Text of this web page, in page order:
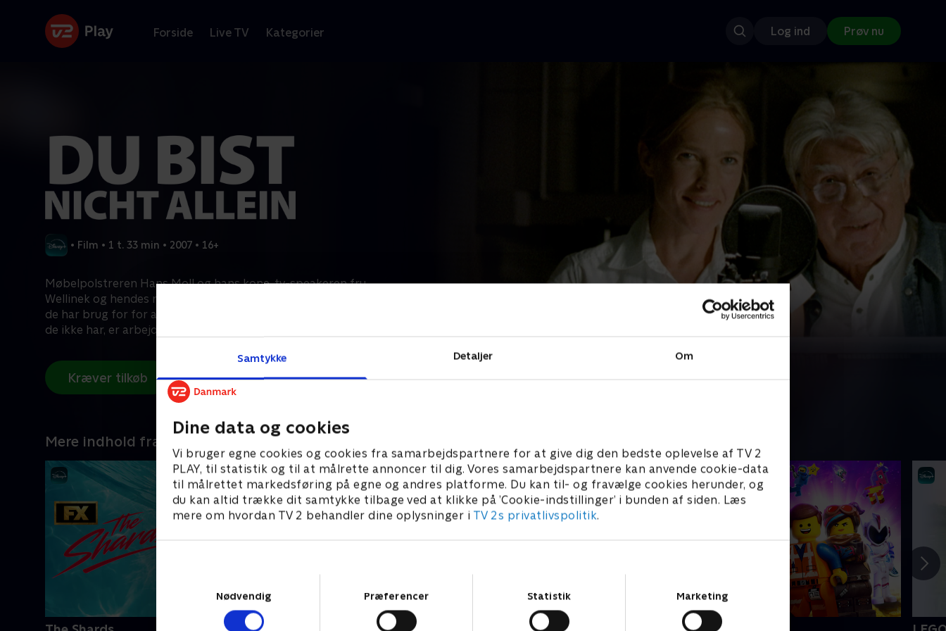
Samtykke Detaljer Om
Dine data og cookies
Vi bruger egne cookies og cookies fra samarbejdspartnere for at give dig den bedste oplevelse af TV 2
PLAY, til statistik og til at målrette annoncer til dig. Vores samarbejdspartnere kan anvende cookie-data
til målrettet markedsføring på egne og andres platforme. Du kan til- og fravælge cookies herunder, og
du kan altid trække dit samtykke tilbage ved at klikke på ’Cookie-indstillinger’ i bunden af siden. Læs
mere om hvordan TV 2 behandler dine oplysninger i TV 2s privatlivspolitik.
Nødvendig
Præferencer Statistik Marketing
Forside Live TV Kategorier Log ind Prøv nu
• Film • 1 t. 33 min • 2007 • 16+
Møbelpolstreren Hans Moll og hans kone, tv-speakeren fru
Wellinek og hendes mand og den tysk-russiske Jewgenia har alt,
de har brug for for at kunne leve: Mad, vand og en lejlighed. Det,
de ikke har, er arbejde.
Kræver tilkøb
Mere indhold fra Disney+